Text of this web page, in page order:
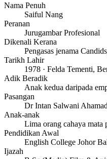
Nama Penuh
Saiful Nang
Peranan
Jurugambar Profesional
Dikenali Kerana
Pengasas jenama
Tarikh Lahir
1978 · Felda Tementi,
Adik Beradik
Anak kedua daripada
Pasangan
Dr Intan Salwani
Anak-anak
Lima orang cahaya mata
Pendidikan Awal
English College Johor
Ijazah